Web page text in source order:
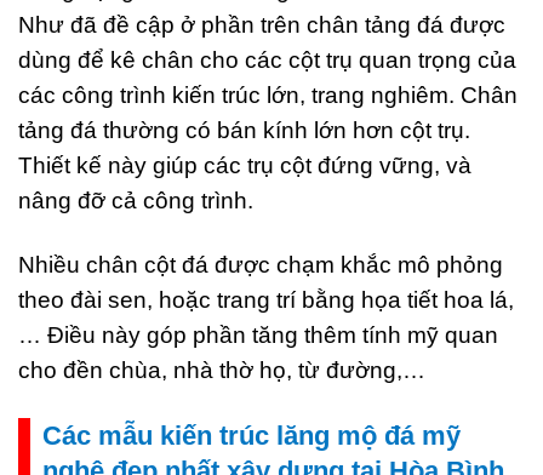
Như đã đề cập ở phần trên chân tảng đá được
dùng để kê chân cho các cột trụ quan trọng của
các công trình kiến trúc lớn, trang nghiêm. Chân
tảng đá thường có bán kính lớn hơn cột trụ.
Thiết kế này giúp các trụ cột đứng vững, và
nâng đỡ cả công trình.
Nhiều chân cột đá được chạm khắc mô phỏng
theo đài sen, hoặc trang trí bằng họa tiết hoa lá,
… Điều này góp phần tăng thêm tính mỹ quan
cho đền chùa, nhà thờ họ, từ đường,…
Các mẫu kiến trúc lăng mộ đá mỹ